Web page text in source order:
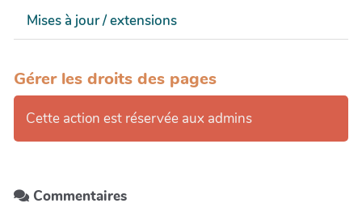
Mises à jour / extensions
Gérer les droits des pages
Cette action est réservée aux admins
Commentaires